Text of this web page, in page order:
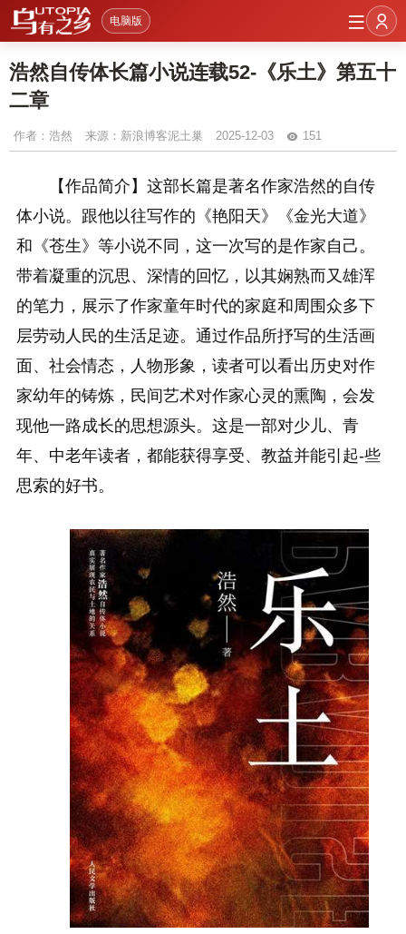
电脑版
浩然自传体长篇小说连载52-《乐土》第五十
二章
作者： 浩然 来源：新浪博客泥土巢 2025-12-03 151
【作品简介】这部长篇是著名作家浩然的自传
体小说。跟他以往写作的《艳阳天》《金光大道》
和《苍生》等小说不同，这一次写的是作家自己。
带着凝重的沉思、深情的回忆，以其娴熟而又雄浑
的笔力，展示了作家童年时代的家庭和周围众多下
层劳动人民的生活足迹。通过作品所抒写的生活画
面、社会情态，人物形象，读者可以看出历史对作
家幼年的铸炼，民间艺术对作家心灵的熏陶，会发
现他一路成长的思想源头。这是一部对少儿、青
年、中老年读者，都能获得享受、教益并能引起-些
思索的好书。